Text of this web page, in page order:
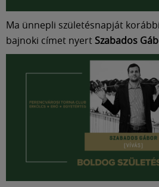
Ma ünnepli születésnapját korábbi
bajnoki címet nyert Szabados